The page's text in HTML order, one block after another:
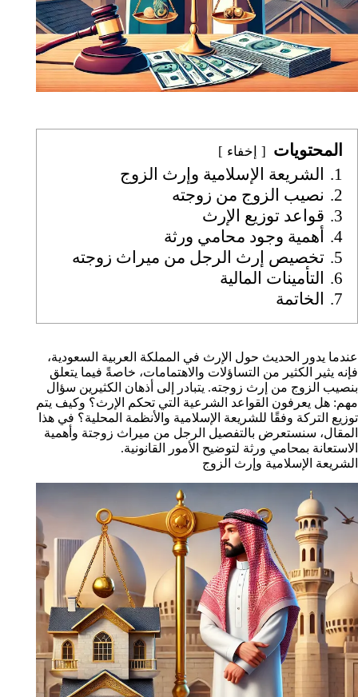
المحتويات إخفاء
1.
الشريعة الإسلامية وإرث الزوج
2.
نصيب الزوج من زوجته
3.
قواعد توزيع الإرث
4.
أهمية وجود محامي ورثة
5. تخصيص إرث الرجل من ميراث زوجته
6.
التأمينات المالية
7.
الخاتمة
عندما يدور الحديث حول الإرث في المملكة العربية السعودية،
فإنه يثير الكثير من التساؤلات والاهتمامات، خاصةً فيما يتعلق
بنصيب الزوج من إرث زوجته. يتبادر إلى أذهان الكثيرين سؤال
مهم: هل يعرفون القواعد الشرعية التي تحكم الإرث؟ وكيف يتم
توزيع التركة وفقًا للشريعة الإسلامية والأنظمة المحلية؟ في هذا
المقال، سنستعرض بالتفصيل الرجل من ميراث زوجتة وأهمية
الاستعانة بمحامي ورثة لتوضيح الأمور القانونية.
الشريعة الإسلامية وإرث الزوج